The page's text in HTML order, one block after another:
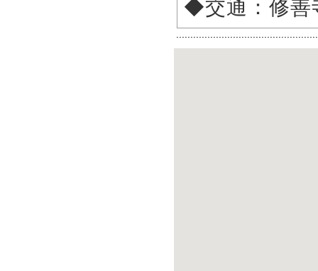
◆交通：修善